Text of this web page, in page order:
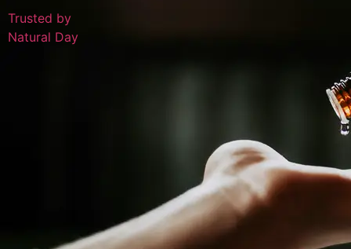
Trusted by
Natural Day